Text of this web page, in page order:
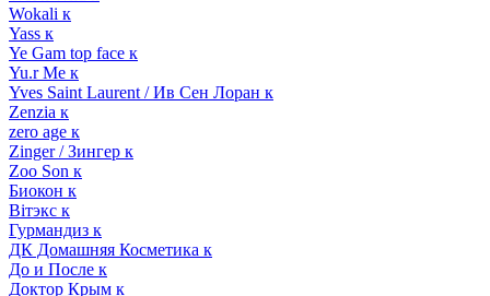
Wokali к
Yass к
Ye Gam top face к
Yu.r Me к
Yves Saint Laurent / Ив Сен Лоран к
Zenzia к
zero age к
Zinger / Зингер к
Zoo Son к
Биокон к
Вiтэкс к
Гурмандиз к
ДК Домашняя Косметика к
До и После к
Доктор Крым к